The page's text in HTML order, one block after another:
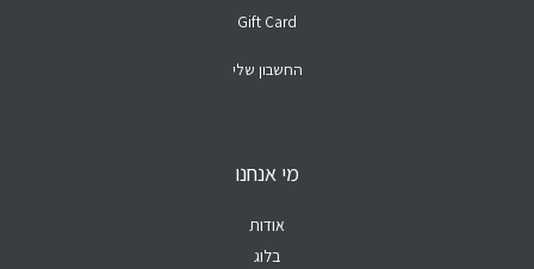
Gift Card
החשבון שלי
מי אנחנו
אודות
בלוג